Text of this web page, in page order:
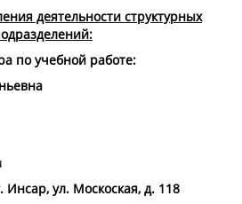
деятельности структурных
по учебной работе:
Инсар, ул. Москоская, д. 118